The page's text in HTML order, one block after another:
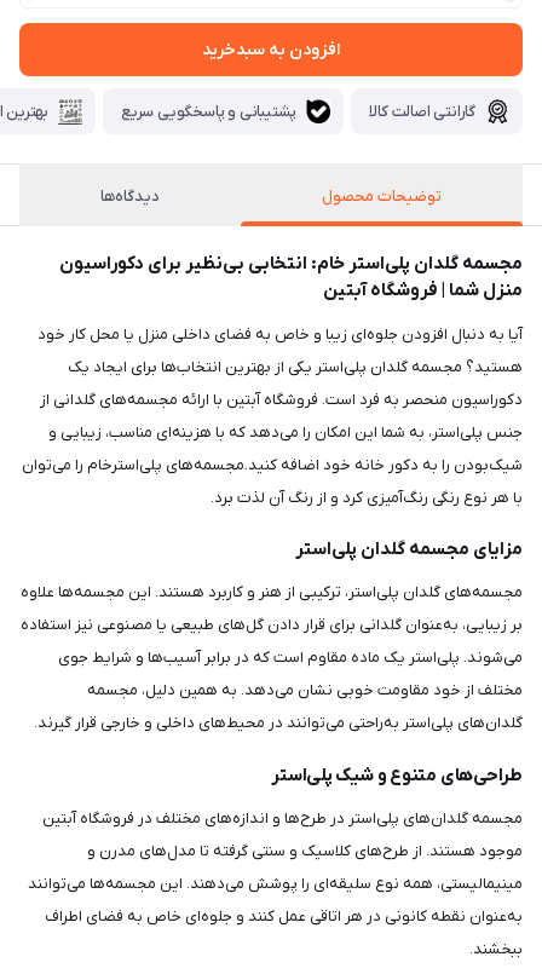
افزودن به سبدخرید
گارانتی اصالت کالا پشتیبانی و پاسخگویی سریع بهترین
توضیحات محصول دیدگاه‌ها
مجسمه گلدان پلی‌استر خام: انتخابی بی‌نظیر برای دکوراسیون
منزل شما | فروشگاه آبتین
آیا به دنبال افزودن جلوه‌ای زیبا و خاص به فضای داخلی منزل یا محل کار خود
هستید؟ مجسمه گلدان پلی‌استر یکی از بهترین انتخاب‌ها برای ایجاد یک
دکوراسیون منحصر به فرد است. فروشگاه آبتین با ارائه مجسمه‌های گلدانی از
جنس پلی‌استر، به شما این امکان را می‌دهد که با هزینه‌ای مناسب، زیبایی و
شیک‌بودن را به دکور خانه خود اضافه کنید.مجسمه‌های پلی‌استرخام را می‌توان
با هر نوع رنگی رنگ‌آمیزی کرد و از رنگ آن لذت برد.
مزایای مجسمه گلدان پلی‌استر
مجسمه‌های گلدان پلی‌استر، ترکیبی از هنر و کاربرد هستند. این مجسمه‌ها علاوه
بر زیبایی، به‌عنوان گلدانی برای قرار دادن گل‌های طبیعی یا مصنوعی نیز استفاده
می‌شوند. پلی‌استر یک ماده مقاوم است که در برابر آسیب‌ها و شرایط جوی
مختلف از خود مقاومت خوبی نشان می‌دهد. به همین دلیل، مجسمه
گلدان‌های پلی‌استر به‌راحتی می‌توانند در محیط‌های داخلی و خارجی قرار گیرند.
طراحی‌های متنوع و شیک پلی‌استر
مجسمه گلدان‌های پلی‌استر در طرح‌ها و اندازه‌های مختلف در فروشگاه آبتین
موجود هستند. از طرح‌های کلاسیک و سنتی گرفته تا مدل‌های مدرن و
مینیمالیستی، همه نوع سلیقه‌ای را پوشش می‌دهند. این مجسمه‌ها می‌توانند
به‌عنوان نقطه کانونی در هر اتاقی عمل کنند و جلوه‌ای خاص به فضای اطراف
ببخشند.